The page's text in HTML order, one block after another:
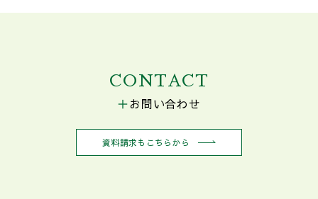
CONTACT
お問い合わせ
資料請求もこちらから